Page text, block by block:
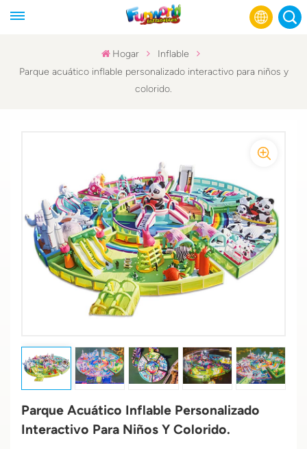
Español
عربي
Hogar
Inflable
Parque acuático inflable personalizado interactivo para niños y
colorido.
Parque Acuático Inflable Personalizado
Interactivo Para Niños Y Colorido.